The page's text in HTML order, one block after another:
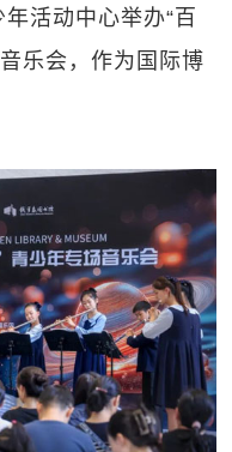
活动中心举办“百
乐会，作为国际博